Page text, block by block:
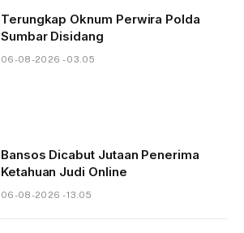
Terungkap Oknum Perwira Polda
Sumbar Disidang
06-08-2026 - 03.05
Bansos Dicabut Jutaan Penerima
Ketahuan Judi Online
06-08-2026 - 13.05